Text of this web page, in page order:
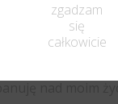
zgadzam
się
całkowicie